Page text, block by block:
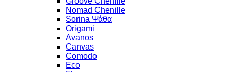
Nomad Chenille
Sorina Ψάθα
Origami
Avanos
Canvas
Comodo
Eco